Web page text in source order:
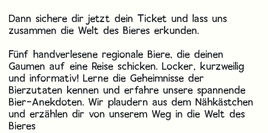
Dann sichere dir jetzt dein Ticket und lass uns
zusammen die Welt des Bieres erkunden.
Fünf handverlesene regionale Biere, die deinen
Gaumen auf eine Reise schicken. Locker, kurzweilig
und informativ! Lerne die Geheimnisse der
Bierzutaten kennen und erfahre unsere spannende
Bier-Anekdoten. Wir plaudern aus dem Nähkästchen
und erzählen dir von unserem Weg in die Welt des
Bieres